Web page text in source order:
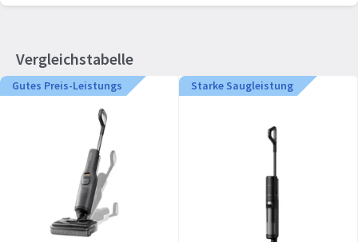
Vergleichstabelle
Gutes Preis-Leistungs Starke Saugleistung